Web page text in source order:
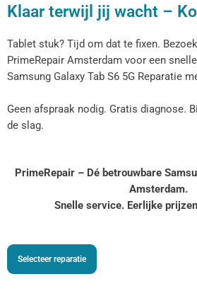
Klaar terwijl jij wacht –
Tablet stuk? Tijd om dat te fixen.
PrimeRepair Amsterdam voor een
Samsung Galaxy Tab S6 5G Reparatie​​​​
Geen afspraak nodig. Gratis diagnose.
de slag.
PrimeRepair – Dé betrouwbare
Amsterdam.
Snelle service. Eerlijke
Selecteer reparatie